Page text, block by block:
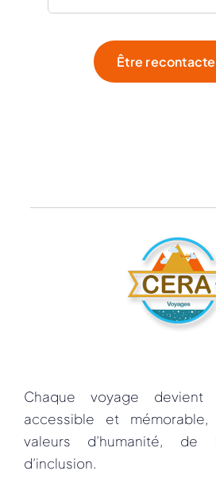
Être
Chaque voyage devient
accessible et
valeurs d’humanité, de
d’inclusion.